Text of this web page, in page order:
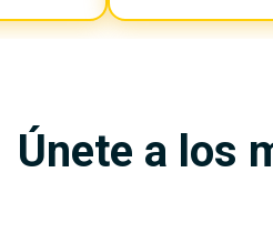
Únete a los